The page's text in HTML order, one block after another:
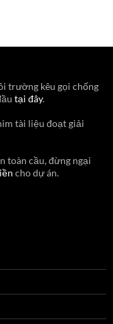
trường kêu gọi chống
tại đây.
tài liệu đoạt giải
toàn cầu, đừng ngại
cho dự án.